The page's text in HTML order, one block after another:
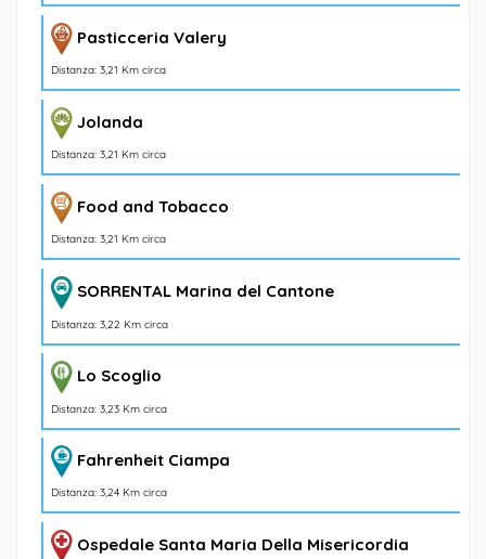
Pasticceria Valery
Distanza: 3,21 Km circa
Jolanda
Distanza: 3,21 Km circa
Food and Tobacco
Distanza: 3,21 Km circa
SORRENTAL Marina del Cantone
Distanza: 3,22 Km circa
Lo Scoglio
Distanza: 3,23 Km circa
Fahrenheit Ciampa
Distanza: 3,24 Km circa
Ospedale Santa Maria Della Misericordia